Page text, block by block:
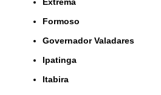
Extrema
Formoso
Governador Valadares
Ipatinga
Itabira